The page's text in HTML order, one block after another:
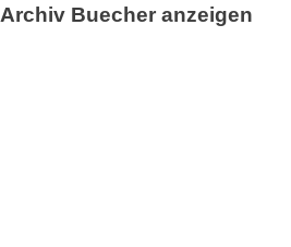
Archiv Buecher anzeigen